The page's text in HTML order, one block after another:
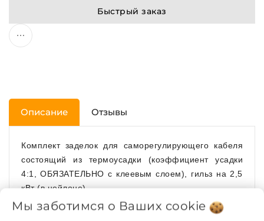
Быстрый заказ
Описание Отзывы
Комплект заделок для саморегулирующего кабеля
состоящий из термоусадки (коэффициент усадки
4:1, ОБЯЗАТЕЛЬНО с клеевым слоем), гильз на 2,5
кВт (в нейлоне).
Мы заботимся о Ваших cookie